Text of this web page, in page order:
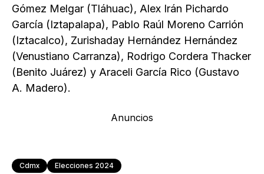
Gómez Melgar (Tláhuac), Alex Irán Pichardo
García (Iztapalapa), Pablo Raúl Moreno Carrión
(Iztacalco), Zurishaday Hernández Hernández
(Venustiano Carranza), Rodrigo Cordera Thacker
(Benito Juárez) y Araceli García Rico (Gustavo
A. Madero).
Anuncios
Cdmx Elecciones 2024